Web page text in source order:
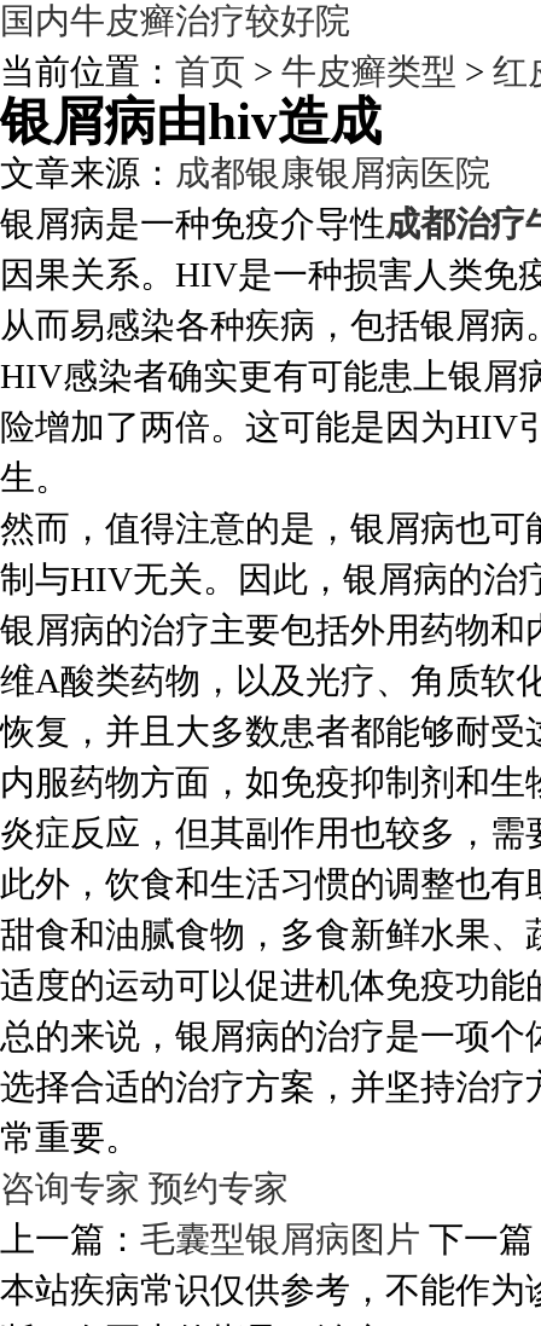
国内牛皮癣治疗较好院
当前位置： 首页 > 牛皮癣类型 > 红
银屑病由hiv造成
文章来源： 成都银康银屑病医院
银屑病是一种免疫介导性成都治疗
因果关系。HIV是一种损害人类免
从而易感染各种疾病，包括银屑病
HIV感染者确实更有可能患上银屑
险增加了两倍。这可能是因为HIV
生。
然而，值得注意的是，银屑病也
制与HIV无关。因此，银屑病的治
银屑病的治疗主要包括外用药物
维A酸类药物，以及光疗、角质软
恢复，并且大多数患者都能够耐受
内服药物方面，如免疫抑制剂和
炎症反应，但其副作用也较多，需
此外，饮食和生活习惯的调整也
甜食和油腻食物，多食新鲜水果
适度的运动可以促进机体免疫功能
总的来说，银屑病的治疗是一项
选择合适的治疗方案，并坚持治
常重要。
咨询专家 预约专家
上一篇： 毛囊型银屑病图片 下一
本站疾病常识仅供参考，不能作